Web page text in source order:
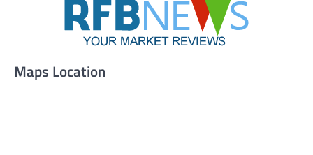
Maps Location